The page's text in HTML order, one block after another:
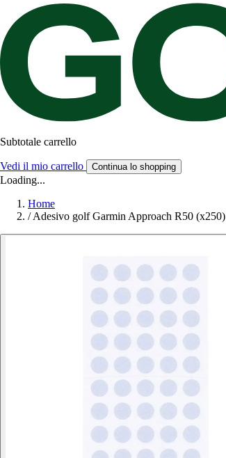
Subtotale carrello
Vedi il mio carrello Continua lo shopping
Loading...
Home
/ Adesivo golf Garmin Approach R50 (x250)